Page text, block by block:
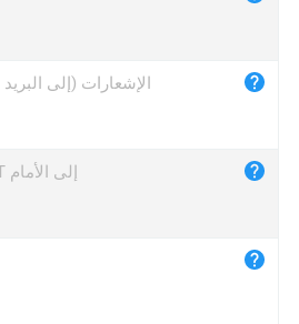
الإشعارات (إلى
إعادة توجيه معلمات GET إلى الأمام